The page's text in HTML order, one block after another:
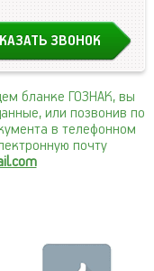
бланке ГОЗНАК, вы
или позвонив по
в телефонном
почту